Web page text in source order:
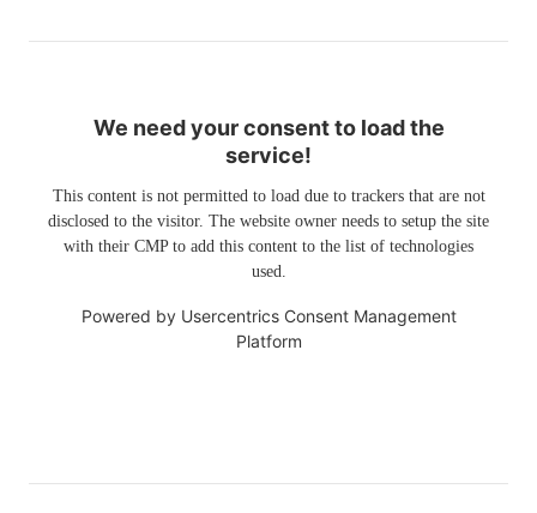
We need your consent to load the
service!
This content is not permitted to load due to trackers that are not
disclosed to the visitor. The website owner needs to setup the site
with their CMP to add this content to the list of technologies
used.
Powered by Usercentrics Consent Management
Platform